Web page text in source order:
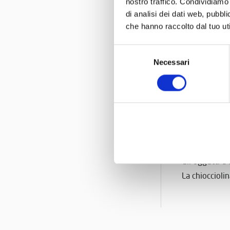
di analisi dei dati web,
che hanno raccolto dal tuo
Necessari
tutte
vedranno il
scrivere per
I protagonisti:
Il video:
Gli oggetti
La